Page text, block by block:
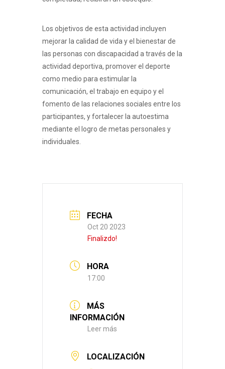
Los objetivos de esta actividad incluyen
mejorar la calidad de vida y el bienestar de
las personas con discapacidad a través de la
actividad deportiva, promover el deporte
como medio para estimular la
comunicación, el trabajo en equipo y el
fomento de las relaciones sociales entre los
participantes, y fortalecer la autoestima
mediante el logro de metas personales y
individuales.
FECHA
Oct 20 2023
Finalizdo!
HORA
17:00
MÁS
INFORMACIÓN
Leer más
LOCALIZACIÓN